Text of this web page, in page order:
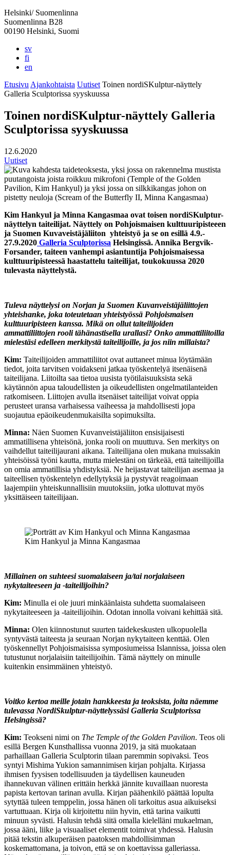
Helsinki/ Suomenlinna
Suomenlinna B28
00190 Helsinki, Suomi
sv
fi
en
Etusivu Ajankohtaista Uutiset Toinen nordiSKulptur-näyttely
Galleria Sculptorissa syyskuussa
Toinen nordiSKulptur-näyttely Galleria
Sculptorissa syyskuussa
12.6.2020
Uutiset
Kim Hankyul ja Minna Kangasmaa ovat toisen nordiSKulptur-
näyttelyn taiteilijat. Näyttely on Pohjoismaisen kulttuuripisteeen
ja Suomen Kuvaveistäjäliiton yhteistyö ja se on esillä 4.9.-
27.9.2020 Galleria Sculptorissa Helsingissä. Annika Bergvik-
Forsander, taiteen vanhempi asiantuntija Pohjoismaisessa
kulttuuripisteessä haastattelu taiteilijat, toukokuussa 2020
tulevasta näyttelystä.
Tuleva näyttelysi on Norjan ja Suomen Kuvanveistäjäliittojen
yhteishanke, joka toteutetaan yhteistyössä Pohjoismaisen
kulttuuripisteen kanssa. Mikä on ollut taiteilijoiden
ammattiliittojen rooli tähänastisella urallasi? Onko ammattiliitoilla
mielestäsi edelleen merkitystä taiteilijoille, ja jos niin millaista?
Kim: Taiteilijoiden ammattiliitot ovat auttaneet minua löytämään
tiedot, joita tarvitsen voidakseni jatkaa työskentelyä itsenäisenä
taiteilijana. Liitoilta saa tietoa uusista työtilaisuuksista sekä
käytännön apua taloudellisten ja oikeudellisten ongelmatilanteiden
ratkomiseen. Liittojen avulla itsenäiset taiteilijat voivat oppia
perusteet uransa varhaisessa vaiheessa ja mahdollisesti jopa
suojautua epäoikeudenmukaisilta sopimuksilta.
Minna: Näen Suomen Kuvanveistäjäliiton ensisijaisesti
ammatillisena yhteisönä, jonka rooli on muuttuva. Sen merkitys on
vaihdellut taiteilijaurani aikana. Taiteilijana olen mukana muissakin
yhteisöissä työni kautta, mutta mielestäni on tärkeää, että taiteilijoilla
on omia ammatillisia yhdistyksiä. Ne heijastavat taiteilijan asemaa ja
taiteellisen työskentelyn edellytyksiä ja pystyvät reagoimaan
laajempiin yhteiskunnallisiin muutoksiin, jotka ulottuvat myös
yksittäiseen taiteilijaan.
Kim Hankyul ja Minna Kangasmaa
Millainen on suhteesi suomalaiseen ja/tai norjalaiseen
nykytaiteeseen ja -taiteilijoihin?
Kim: Minulla ei ole juuri minkäänlaista suhdetta suomalaiseen
nykytaiteeseen ja -taiteilijoihin. Odotan innolla voivani kehittää sitä.
Minna: Olen kiinnostunut suurten taidekeskusten ulkopuolella
syntyvästä taiteesta ja seuraan Norjan nykytaiteen kenttää. Olen
työskennellyt Pohjoismaisissa symposiumeissa Islannissa, joissa olen
tutustunut norjalaisiin taiteilijoihin. Tämä näyttely on minulle
kuitenkin ensimmäinen yhteistyö.
Voitko kertoa meille jotain hankkeesta ja teoksista, joita näemme
tulevassa NordiSkulptur-näyttelyssäsi Galleria Sculptorissa
Helsingissä?
Kim: Teokseni nimi on The Temple of the Golden Pavilion. Teos oli
esillä Bergen Kunsthallissa vuonna 2019, ja sitä muokataan
parhaillaan Galleria Sculptorin tilaan paremmin sopivaksi. Teos
syntyi Mishima Yukion samannimisen kirjan pohjalta. Kirjassa
ihmisen fyysisen todellisuuden ja täydellisen kauneuden
ihannekuvan välinen erittäin herkkä jännite kuvaillaan nuoresta
papista kertovan tarinan avulla. Kirjan päähenkilö päättää lopulta
sytyttää tuleen temppelin, jossa hänen oli tarkoitus asua aikuiseksi
vartuttuaan. Kirja oli kirjoitettu niin hyvin, että tarina vaikutti
minuun syvästi. Halusin tehdä siitä omalla kielelläni mukaelman,
jossa ääni, liike ja visuaaliset elementit toimivat yhdessä. Halusin
pitää tekstin alkuperäisen paatoksen mahdollisimman
koskemattomana, ja toivon, että se on koettavissa galleriassa.